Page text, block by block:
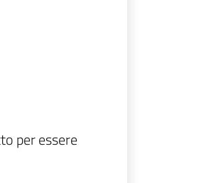
per essere